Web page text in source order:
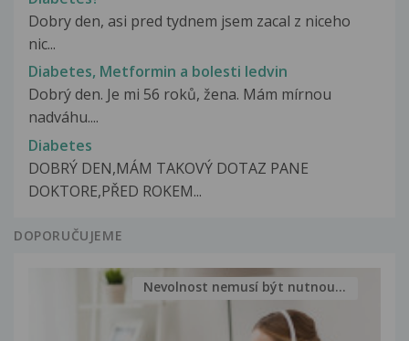
Dobry den, asi pred tydnem jsem zacal z niceho
nic...
Diabetes, Metformin a bolesti ledvin
Dobrý den. Je mi 56 roků, žena. Mám mírnou
nadváhu....
Diabetes
DOBRÝ DEN,MÁM TAKOVÝ DOTAZ PANE
DOKTORE,PŘED ROKEM...
DOPORUČUJEME
Nevolnost nemusí být nutnou...